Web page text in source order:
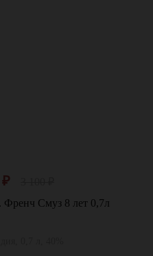
₽
Френч Смуз 8 лет 0,7л